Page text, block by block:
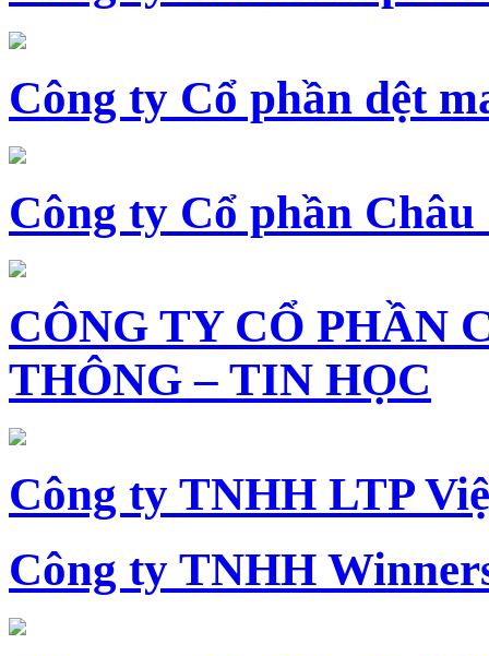
Công ty Cổ phần dệt
Công ty Cổ phần Châu
CÔNG TY CỔ PHẦN
THÔNG – TIN HỌC
Công ty TNHH LTP
Công ty TNHH